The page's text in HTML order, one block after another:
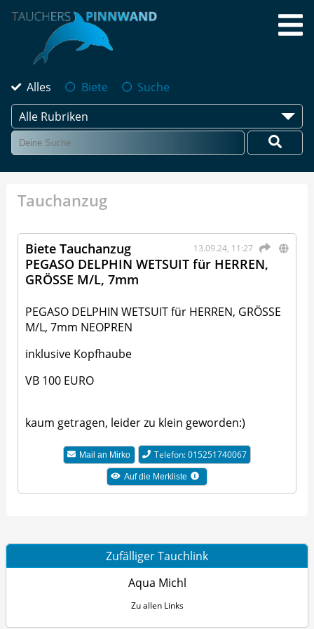
Alles Biete
Suche
Alle Rubriken
Tauchanzug
13.09.24, 11:27
Biete Tauchanzug
PEGASO DELPHIN WETSUIT für HERREN,
GRÖSSE M/L, 7mm
PEGASO DELPHIN WETSUIT für HERREN, GRÖSSE
M/L, 7mm NEOPREN
inklusive Kopfhaube
VB 100 EURO
kaum getragen, leider zu klein geworden:)
Mail an Mirko Telefon: 015251740067
Auf die Merkliste
Zufälliger Tauchlink
Aqua Michl
Zu allen Links